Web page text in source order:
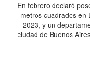
En febrero declaró
metros cuadrados en
2023, y un
ciudad de Buenos